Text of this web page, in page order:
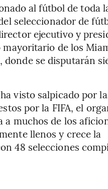
al fútbol de toda
seleccionador de
ejecutivo y
de los
donde se disputarán
visto salpicado por
por la FIFA, el
muchos de los
llenos y crece la
48 selecciones